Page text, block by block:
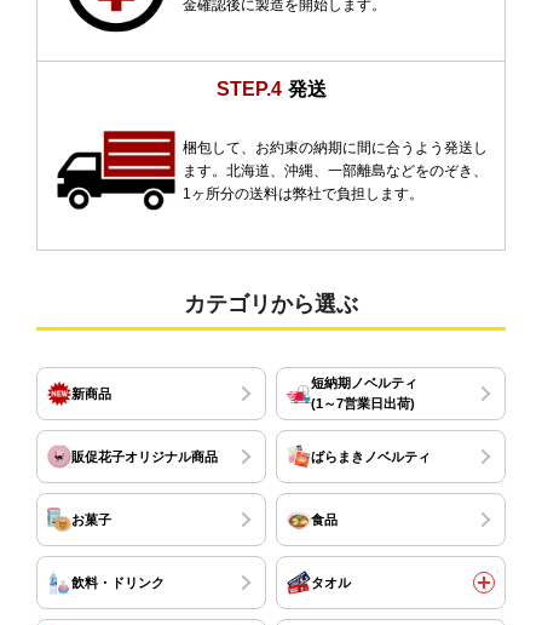
金確認後に製造を開始します。
STEP.4 発送
梱包して、お約束の納期に間に合うよう発送し
ます。北海道、沖縄、一部離島などをのぞき、
1ヶ所分の送料は弊社で負担します。
カテゴリから選ぶ
新商品
短納期ノベルティ
(1～7営業日出荷)
販促花子オリジナル商品 ばらまきノベルティ
お菓子 食品
飲料・ドリンク タオル